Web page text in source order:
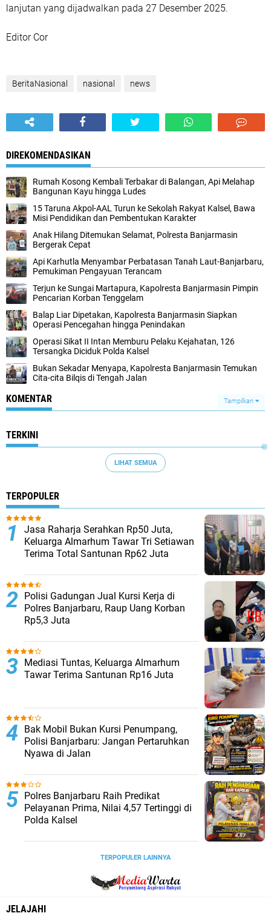
lanjutan yang dijadwalkan pada 27 Desember 2025.
Editor Cor
BeritaNasional nasional news
DIREKOMENDASIKAN
Rumah Kosong Kembali Terbakar di Balangan, Api Melahap
Bangunan Kayu hingga Ludes
15 Taruna Akpol-AAL Turun ke Sekolah Rakyat Kalsel, Bawa
Misi Pendidikan dan Pembentukan Karakter
Anak Hilang Ditemukan Selamat, Polresta Banjarmasin
Bergerak Cepat
Api Karhutla Menyambar Perbatasan Tanah Laut-Banjarbaru,
Pemukiman Pengayuan Terancam
Terjun ke Sungai Martapura, Kapolresta Banjarmasin Pimpin
Pencarian Korban Tenggelam
Balap Liar Dipetakan, Kapolresta Banjarmasin Siapkan
Operasi Pencegahan hingga Penindakan
Operasi Sikat II Intan Memburu Pelaku Kejahatan, 126
Tersangka Diciduk Polda Kalsel
Bukan Sekadar Menyapa, Kapolresta Banjarmasin Temukan
Cita-cita Bilqis di Tengah Jalan
KOMENTAR Tampilkan
TERKINI
LIHAT SEMUA
TERPOPULER
Jasa Raharja Serahkan Rp50 Juta,
Keluarga Almarhum Tawar Tri Setiawan
Terima Total Santunan Rp62 Juta
Polisi Gadungan Jual Kursi Kerja di
Polres Banjarbaru, Raup Uang Korban
Rp5,3 Juta
Mediasi Tuntas, Keluarga Almarhum
Tawar Terima Santunan Rp16 Juta
Bak Mobil Bukan Kursi Penumpang,
Polisi Banjarbaru: Jangan Pertaruhkan
Nyawa di Jalan
Polres Banjarbaru Raih Predikat
Pelayanan Prima, Nilai 4,57 Tertinggi di
Polda Kalsel
TERPOPULER LAINNYA
JELAJAHI